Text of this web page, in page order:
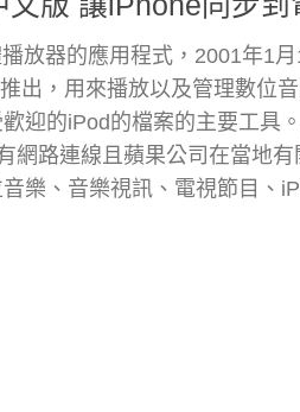
放器的應用程式，2001年1
出，用來播放以及管理數位
迎的iPod的檔案的主要工具
網路連線且蘋果公司在當地
樂、音樂視訊、電視節目、